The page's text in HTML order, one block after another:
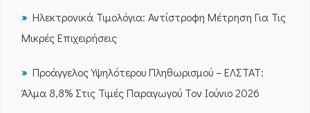
Ηλεκτρονικά Τιμολόγια: Αντίστροφη Μέτρηση Για Τις
Μικρές Επιχειρήσεις
Προάγγελος Υψηλότερου Πληθωρισμού – ΕΛΣΤΑΤ:
Άλμα 8,8% Στις Τιμές Παραγωγού Τον Ιούνιο 2026